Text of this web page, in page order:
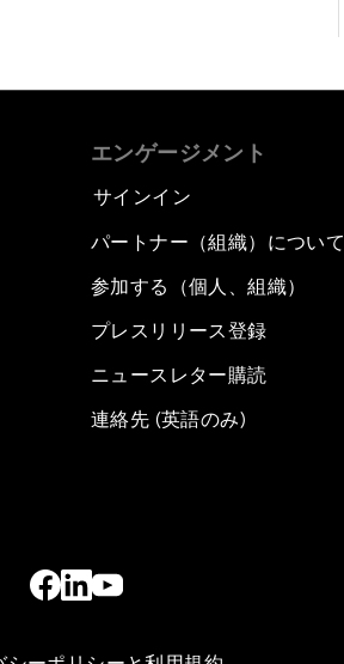
エンゲージメント
サインイン
パートナー（組織）について
参加する（個人、組織）
プレスリリース登録
ニュースレター購読
連絡先 (英語のみ)